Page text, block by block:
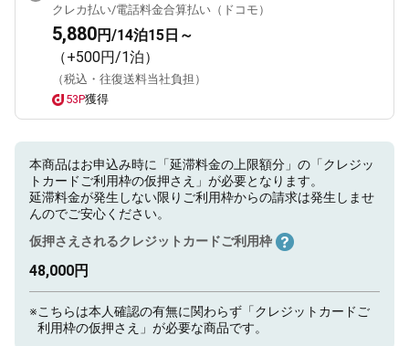
クレカ払い/電話料金合算払い（ドコモ）
5,880円/14泊15日～
（+500円/1泊）
（税込・往復送料当社負担）
53P獲得
本商品はお申込み時に「延滞料金の上限額分」の「クレジッ
トカードご利用枠の仮押さえ」が必要となります。
延滞料金が発生しない限りご利用枠からの請求は発生しませ
んのでご安心ください。
仮押さえされるクレジットカードご利用枠
48,000円
※こちらは本人確認の有無に関わらず「クレジットカードご
利用枠の仮押さえ」が必要な商品です。